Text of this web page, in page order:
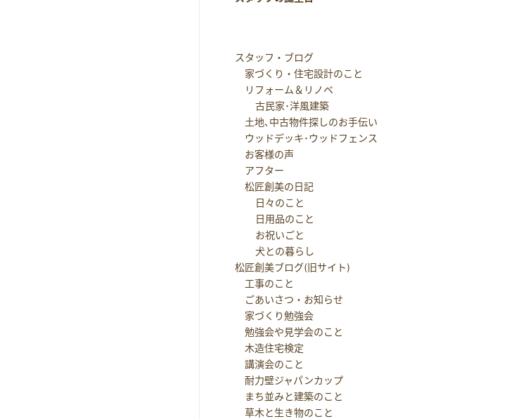
スタッフ・ブログ
家づくり・住宅設計のこと
リフォーム＆リノベ
古民家･洋風建築
土地､中古物件探しのお手伝い
ウッドデッキ･ウッドフェンス
お客様の声
アフター
松匠創美の日記
日々のこと
日用品のこと
お祝いごと
犬との暮らし
松匠創美ブログ(旧サイト)
工事のこと
ごあいさつ・お知らせ
家づくり勉強会
勉強会や見学会のこと
木造住宅検定
講演会のこと
耐力壁ジャパンカップ
まち並みと建築のこと
草木と生き物のこと